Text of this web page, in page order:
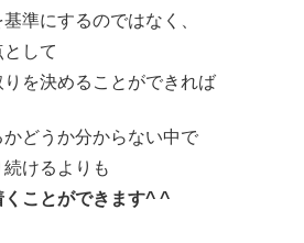
準にするのではなく、
して
を決めることができれば
どうか分からない中で
けるよりも
ことができます^ ^